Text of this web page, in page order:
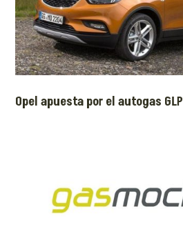
Opel apuesta por el autogas GLP